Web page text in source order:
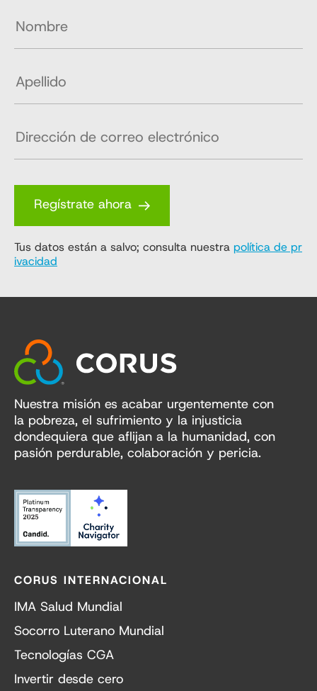
Regístrate ahora
Tus datos están a salvo; consulta nuestra política de pr
ivacidad
Nuestra misión es acabar urgentemente con
la pobreza, el sufrimiento y la injusticia
dondequiera que aflijan a la humanidad, con
pasión perdurable, colaboración y pericia.
CORUS INTERNACIONAL
IMA Salud Mundial
Socorro Luterano Mundial
Tecnologías CGA
Invertir desde cero